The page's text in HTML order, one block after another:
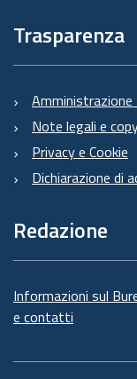
Trasparenza
Note legali e
Privacy e Cookie
Dichiarazione di
Redazione
Informazioni sul
e contatti